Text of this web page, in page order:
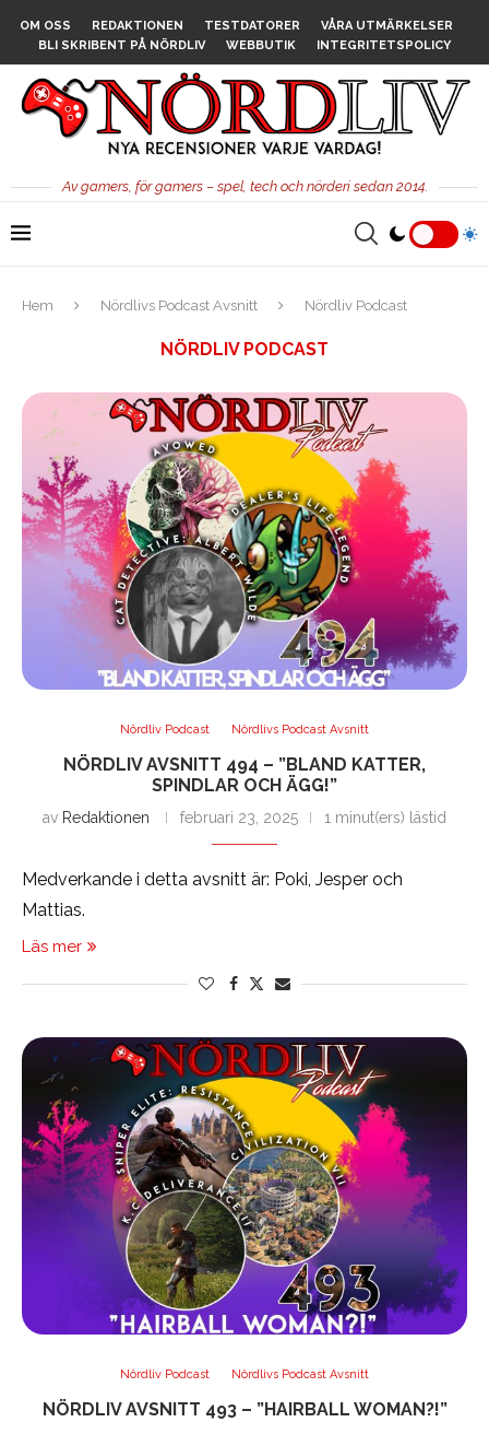
OM OSS REDAKTIONEN TESTDATORER
VÅRA UTMÄRKELSER
BLI SKRIBENT PÅ NÖRDLIV
WEBBUTIK INTEGRITETSPOLICY
Av gamers, för gamers – spel, tech och nörderi sedan 2014.
Hem Nördlivs Podcast Avsnitt Nördliv Podcast
NÖRDLIV PODCAST
Nördliv Podcast Nördlivs Podcast Avsnitt
NÖRDLIV AVSNITT 494 – ”BLAND KATTER,
SPINDLAR OCH ÄGG!”
av Redaktionen februari 23, 2025 1 minut(ers) lästid
Medverkande i detta avsnitt är: Poki, Jesper och
Mattias.
Läs mer
Nördliv Podcast Nördlivs Podcast Avsnitt
NÖRDLIV AVSNITT 493 – ”HAIRBALL WOMAN?!”